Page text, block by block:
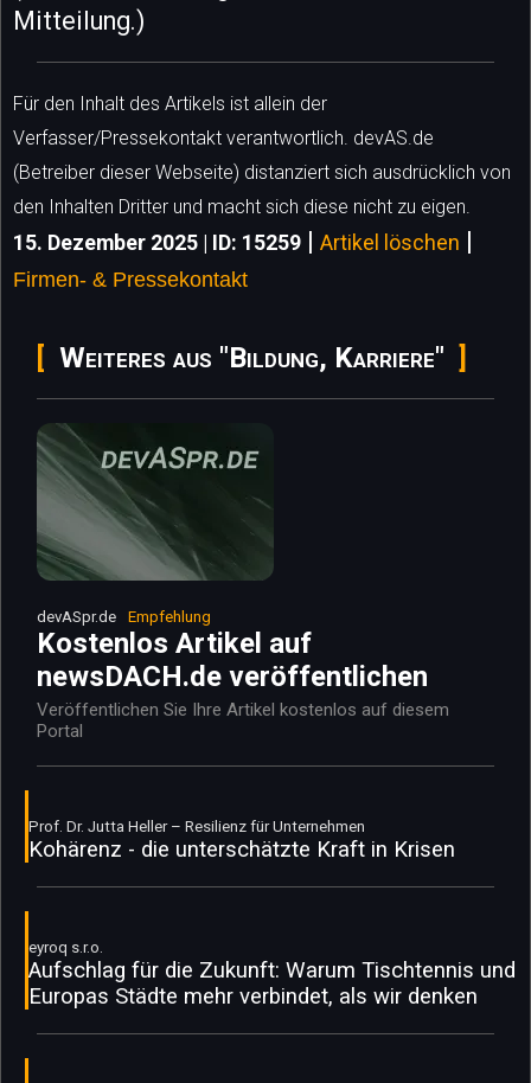
Mitteilung.)
Für den Inhalt des Artikels ist allein der
Verfasser/Pressekontakt verantwortlich. devAS.de
(Betreiber dieser Webseite) distanziert sich ausdrücklich von
den Inhalten Dritter und macht sich diese nicht zu eigen.
15. Dezember 2025 | ID: 15259 | Artikel löschen |
Firmen- & Pressekontakt
Weiteres aus "Bildung, Karriere"
devASpr.de Empfehlung
Kostenlos Artikel auf
newsDACH.de veröffentlichen
Veröffentlichen Sie Ihre Artikel kostenlos auf diesem
Portal
Prof. Dr. Jutta Heller – Resilienz für Unternehmen
Kohärenz - die unterschätzte Kraft in Krisen
eyroq s.r.o.
Aufschlag für die Zukunft: Warum Tischtennis und
Europas Städte mehr verbindet, als wir denken